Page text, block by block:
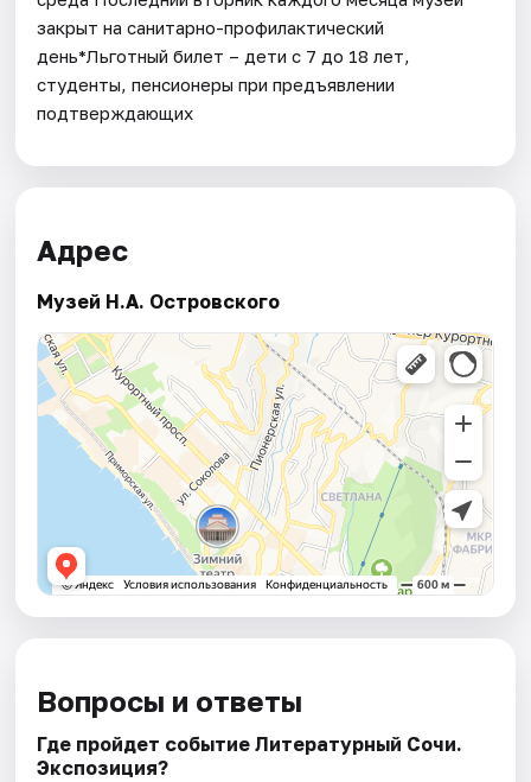
закрыт на санитарно-профилактический
день*Льготный билет – дети с 7 до 18 лет,
студенты, пенсионеры при предъявлении
подтверждающих
Адрес
Музей Н.А. Островского
Вопросы и ответы
Где пройдет событие Литературный Сочи.
Экспозиция?